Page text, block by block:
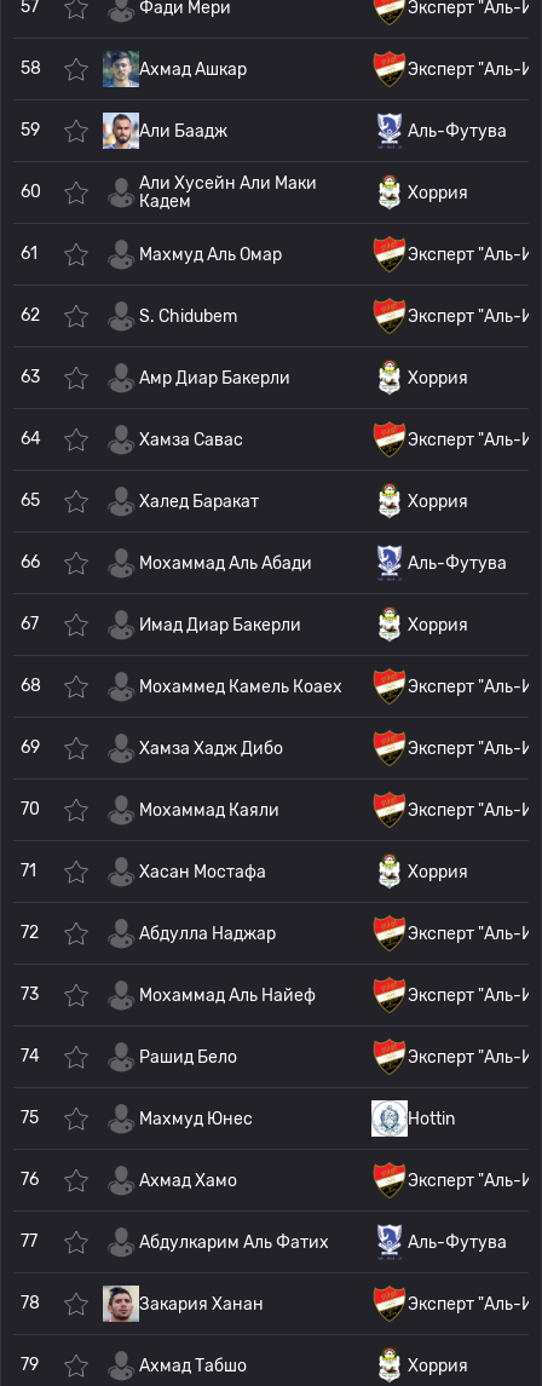
57 Фади Мери Эксперт "Аль-
58 Ахмад Ашкар Эксперт "Аль-
59 Али Баадж Аль-Футува
60
Али Хусейн Али Маки
Кадем
Хоррия
61 Махмуд Аль Омар Эксперт "Аль-
62 S. Chidubem Эксперт "Аль-
63 Амр Диар Бакерли Хоррия
64 Хамза Савас Эксперт "Аль-
65 Халед Баракат Хоррия
66 Мохаммад Аль Абади Аль-Футува
67 Имад Диар Бакерли Хоррия
68 Мохаммед Камель Коаех Эксперт "Аль-
69 Хамза Хадж Дибо Эксперт "Аль-
70 Мохаммад Каяли Эксперт "Аль-
71 Хасан Мостафа Хоррия
72 Абдулла Наджар Эксперт "Аль-
73 Мохаммад Аль Найеф Эксперт "Аль-
74 Рашид Бело Эксперт "Аль-
75 Махмуд Юнес Hottin
76 Ахмад Хамо Эксперт "Аль-
77 Абдулкарим Аль Фатих Аль-Футува
78 Закария Ханан Эксперт "Аль-
79 Ахмад Табшо Хоррия